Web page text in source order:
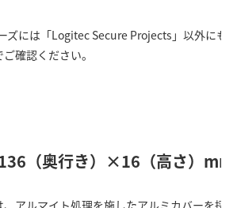
ズには「Logitec Secure Projects」以外にも
確認ください。
（奥行き）×16（高さ）mm
、アルマイト処理を施したアルミカバーを採